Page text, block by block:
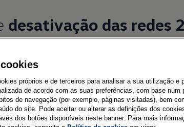
desativação das redes
as redes 2G/3G?
próprios e de terceiros para analisar a sua utilização e
de acordo com as suas preferências, com base num
de navegação (por exemplo, páginas visitadas), bem
do site. Pode aceitar ou alterar as definições dos
dos botões disponíveis neste banner. Para mais